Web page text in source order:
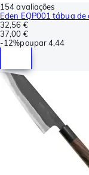
154 avaliações
Eden EQP001 tábua
32,56 €
37,00 €
-12%poupar4,44